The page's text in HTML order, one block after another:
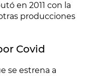
en 2011 con la
producciones
Covid
se estrena a